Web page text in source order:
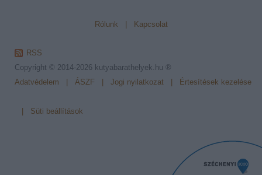
Rólunk Kapcsolat
RSS
Copyright © 2014-2026 kutyabarathelyek.hu ®
Adatvédelem
ÁSZF Jogi nyilatkozat Értesítések kezelése
Süti beállítások